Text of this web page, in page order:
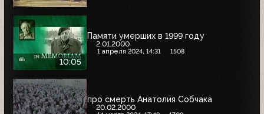
10:05
Памяти умерших в 1999 году
2.01.2000
1 апреля 2024, 14:31 1508
про смерть Анатолия Собчака
20.02.2000